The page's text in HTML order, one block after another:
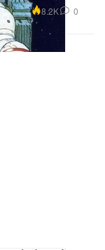
8.2K 0